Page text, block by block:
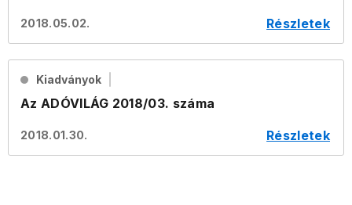
2018.05.02. Részletek
Kiadványok
Az ADÓVILÁG 2018/03. száma
2018.01.30. Részletek